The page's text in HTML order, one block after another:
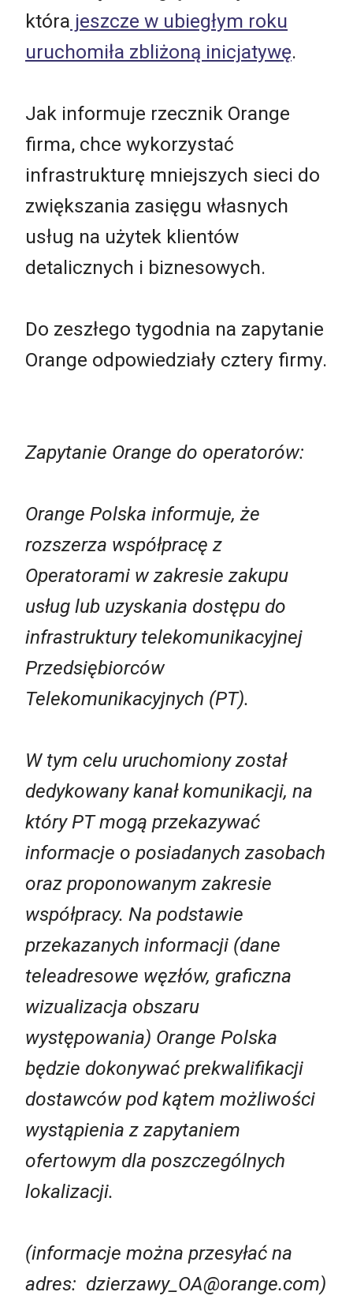
która jeszcze w ubiegłym roku
uruchomiła zbliżoną inicjatywę.
Jak informuje rzecznik Orange
firma, chce wykorzystać
infrastrukturę mniejszych sieci do
zwiększania zasięgu własnych
usług na użytek klientów
detalicznych i biznesowych.
Do zeszłego tygodnia na zapytanie
Orange odpowiedziały cztery firmy.
Zapytanie Orange do operatorów:
Orange Polska informuje, że
rozszerza współpracę z
Operatorami w zakresie zakupu
usług lub uzyskania dostępu do
infrastruktury telekomunikacyjnej
Przedsiębiorców
Telekomunikacyjnych (PT).
W tym celu uruchomiony został
dedykowany kanał komunikacji, na
który PT mogą przekazywać
informacje o posiadanych zasobach
oraz proponowanym zakresie
współpracy. Na podstawie
przekazanych informacji (dane
teleadresowe węzłów, graficzna
wizualizacja obszaru
występowania) Orange Polska
będzie dokonywać prekwalifikacji
dostawców pod kątem możliwości
wystąpienia z zapytaniem
ofertowym dla poszczególnych
lokalizacji.
(informacje można przesyłać na
adres: dzierzawy_OA@orange.com)